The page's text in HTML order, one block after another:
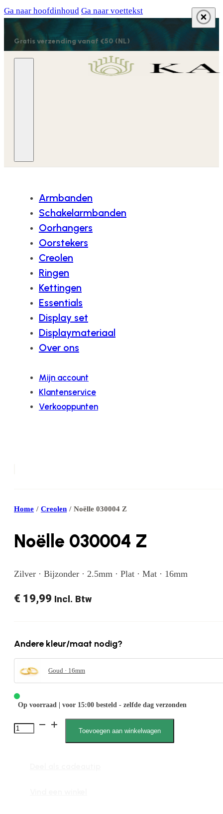
Ga naar hoofdinhoud Ga naar voettekst
Gratis verzending vanaf €50 (NL)
Armbanden
Schakelarmbanden
Oorhangers
Oorstekers
Creolen
Ringen
Kettingen
Essentials
Display set
Displaymateriaal
Over ons
Mijn account
Klantenservice
Verkooppunten
Home / Creolen / Noëlle 030004 Z
Noëlle 030004 Z
Zilver · Bijzonder · 2.5mm · Plat · Mat · 16mm
€ 19,99 Incl. Btw
Andere kleur/maat nodig?
Goud · 16mm
Op voorraad | voor 15:00 besteld - zelfde dag verzonden
Noëlle
Toevoegen aan winkelwagen